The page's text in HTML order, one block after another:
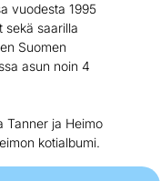
vuodesta 1995
sekä saarilla
Suomen
asun noin 4
Tanner ja Heimo
kotialbumi.